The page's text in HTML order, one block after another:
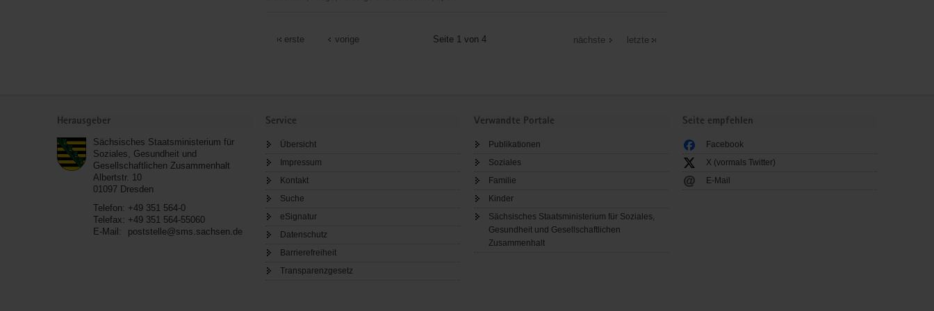
Bertsdorf-
erste vorige Seite 1 von 4 nächste letzte
Herausgeber
Sächsisches Staatsministerium für
Soziales, Gesundheit und
Gesellschaftlichen Zusammenhalt
Albertstr. 10
01097 Dresden
Telefon: +49 351 564-0
Telefax: +49 351 564-55060
E-Mail:
poststelle@sms.sachsen.de
Service
Übersicht
Impressum
Kontakt
Suche
eSignatur
Datenschutz
Barrierefreiheit
Transparenzgesetz
Verwandte Portale
Publikationen
Soziales
Familie
Kinder
Sächsisches Staatsministerium für Soziales,
Gesundheit und Gesellschaftlichen
Zusammenhalt
Seite empfehlen
Facebook
X (vormals Twitter)
E-Mail